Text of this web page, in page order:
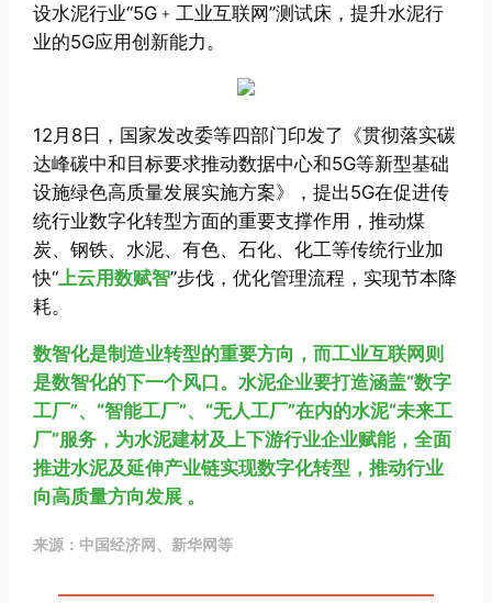
设水泥行业“5G﹢工业互联网”测试床，提升水泥行
业的5G应用创新能力。
12月8日，国家发改委等四部门印发了《贯彻落实碳
达峰碳中和目标要求推动数据中心和5G等新型基础
设施绿色高质量发展实施方案》，提出5G在促进传
统行业数字化转型方面的重要支撑作用，推动煤
炭、钢铁、水泥、有色、石化、化工等传统行业加
快“上云用数赋智”步伐，优化管理流程，实现节本降
耗。
数智化是制造业转型的重要方向，而工业互联网则
是数智化的下一个风口。水泥企业要打造涵盖“数字
工厂”、“智能工厂”、“无人工厂”在内的水泥“未来工
厂”服务，为水泥建材及上下游行业企业赋能，全面
推进水泥及延伸产业链实现数字化转型，推动行业
向高质量方向发展 。
来源：中国经济网、新华网等